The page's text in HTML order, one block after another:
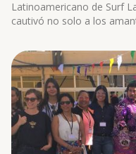
Latinoamericano de Surf
cautivó no solo a los
marcado por la alegría,
diversas comparsas que
avenida Raúl Pey.